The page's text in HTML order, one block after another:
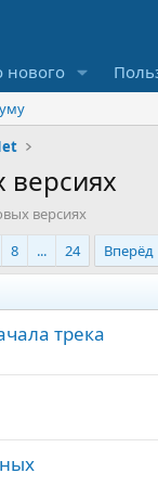
нового
версияx
версиях
8 ... 24 Вперёд
трека